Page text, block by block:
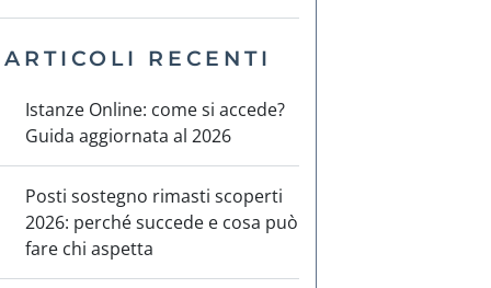
ARTICOLI RECENTI
Istanze Online: come si accede?
Guida aggiornata al 2026
Posti sostegno rimasti scoperti
2026: perché succede e cosa può
fare chi aspetta